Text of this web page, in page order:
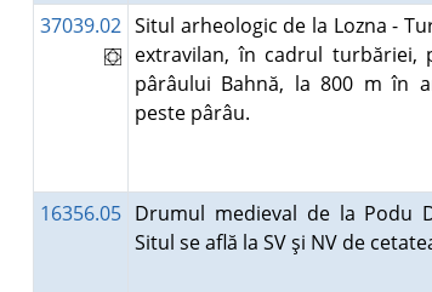
37039.02 Situl arheologic de la Lozna -
extravilan, în cadrul turbăriei,
pârâului Bahnă, la 800 m în
peste pârâu.
16356.05 Drumul medieval de la Podu
Situl se află la SV şi NV de